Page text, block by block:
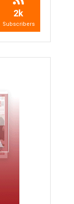
2k
Subscribers